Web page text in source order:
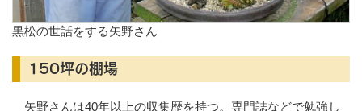
黒松の世話をする矢野さん
150坪の棚場
矢野さんは40年以上の収集歴を持つ。専門誌などで勉強し